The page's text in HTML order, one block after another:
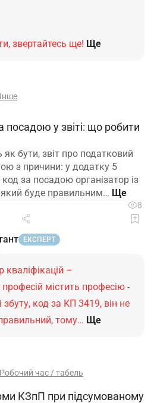
звертайтесь ще! Ще
Інше
у звіті: що робити
бути, звіт про податковий
з причини: у додатку 5
за посадою організатор із
буде правильним…
8
ЕКСПЕРТ
кваліфікацій –
містить професію -
збуту, код за КП 3419, він не
тому… Ще
Робочий час / табель
КЗпП при підсумованому